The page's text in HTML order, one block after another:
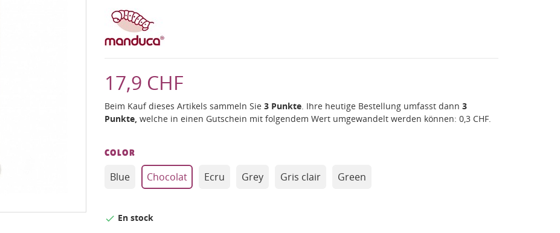
17,9 CHF
Beim Kauf dieses Artikels sammeln Sie 3Punkte. Ihre heutige Bestellung umfasst dann 3
Punkte, welche in einen Gutschein mit folgendem Wert umgewandelt werden können: 0,3 CHF.
COLOR
Blue Chocolat Ecru Grey Gris clair Green
 En stock